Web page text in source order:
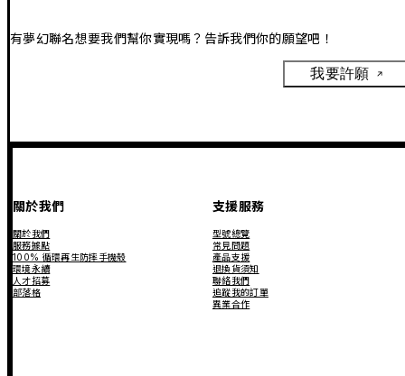
有夢幻聯名想要我們幫你實現嗎？告訴我們你的願望吧！
我要許願
關於我們
關於我們
服務據點
100% 循環再生防摔手機殼
環境永續
人才招募
部落格
支援服務
型號總覽
常見問題
產品支援
退換貨須知
聯絡我們
追蹤我的訂單
異業合作